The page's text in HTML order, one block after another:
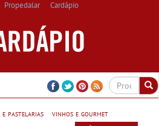
Propedalar Cardápio
e pastelarias
vinhos e gourmet